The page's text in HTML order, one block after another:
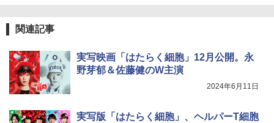
関連記事
実写映画「はたらく細胞」12月公開。永
野芽郁＆佐藤健のW主演
2024年6月11日
実写版「はたらく細胞」、ヘルパーT細胞